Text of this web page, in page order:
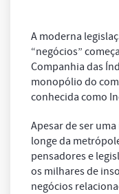
A moderna
“negócios”
Companhia das
monopólio do
conhecida como
Apesar de ser
longe da
pensadores e
os milhares de
negócios